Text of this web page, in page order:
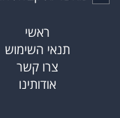
ראשי
תנאי השימוש
צרו קשר
אודותינו